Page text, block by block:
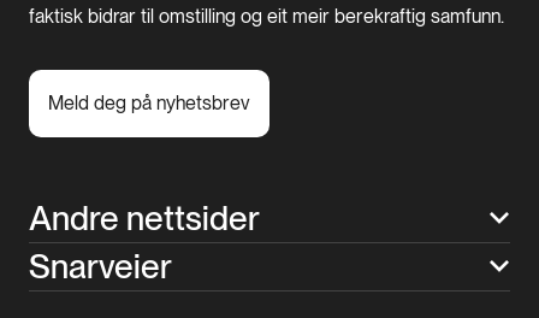
faktisk bidrar til omstilling og eit meir berekraftig samfunn.
Meld deg på nyhetsbrev
Andre nettsider
Snarveier